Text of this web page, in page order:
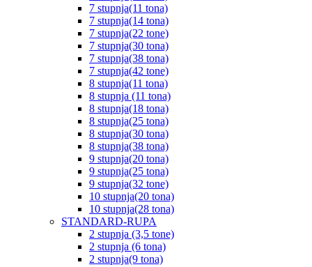
7 stupnja(11 tona)
7 stupnja(14 tona)
7 stupnja(22 tone)
7 stupnja(30 tona)
7 stupnja(38 tona)
7 stupnja(42 tone)
8 stupnja(11 tona)
8 stupnja (11 tona)
8 stupnja(18 tona)
8 stupnja(25 tona)
8 stupnja(30 tona)
8 stupnja(38 tona)
9 stupnja(20 tona)
9 stupnja(25 tona)
9 stupnja(32 tone)
10 stupnja(20 tona)
10 stupnja(28 tona)
STANDARD-RUPA
2 stupnja (3,5 tone)
2 stupnja (6 tona)
2 stupnja(9 tona)